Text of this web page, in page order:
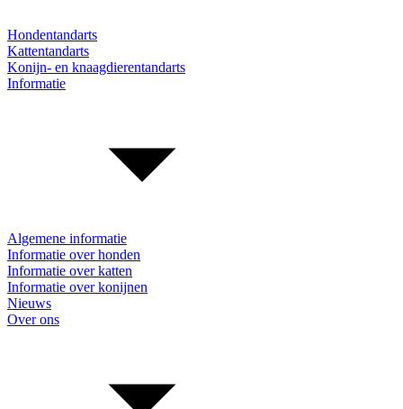
Hondentandarts
Kattentandarts
Konijn- en knaagdierentandarts
Informatie
Algemene informatie
Informatie over honden
Informatie over katten
Informatie over konijnen
Nieuws
Over ons